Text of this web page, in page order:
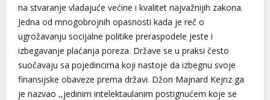
na stvaranje vladajuće većine i kvalitet najvažnijih zakona.
Jedna od mnogobrojnih opasnosti kada je reč o
ugrožavanju socijalne politike preraspodele jeste i
izbegavanje plaćanja poreza. Države se u praksi često
suočavaju sa pojedincima koji nastoje da izbegnu svoje
finansijske obaveze prema državi. Džon Majnard Kejnz ga
je nazvao ,,jedinim intelektaulanim postignućem koje se